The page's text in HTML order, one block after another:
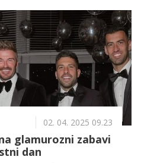
02. 04. 2025 09.23
glamurozni zabavi
dan